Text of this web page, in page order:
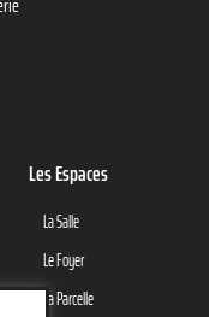
Les Espaces
La Salle
Le Foyer
La Parcelle